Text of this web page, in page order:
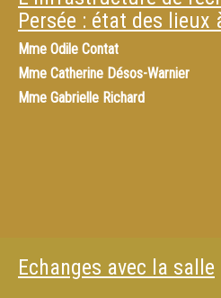
Persée : état des lieux
Mme Odile Contat
Mme Catherine Désos-Warnier
Mme Gabrielle Richard
Echanges avec la salle